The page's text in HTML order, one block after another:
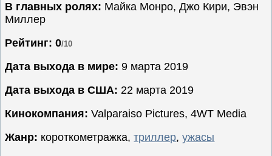
Сериалы
Ужасы
Фантастика
Новинки
В главных ролях: Майка Монро, Джо Кири, Эвэн
Миллер
Рейтинг: 0/10
Дата выхода в мире: 9 марта 2019
Дата выхода в США: 22 марта 2019
Кинокомпания: Valparaiso Pictures, 4WT Media
Жанр: короткометражка,триллер,ужасы